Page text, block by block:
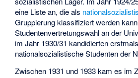
eine Liste an, die als
Gruppierung klassifiziert werden
Studentenvertretungswahl an der
im Jahr 1930/31 kandidierten
nationalsozialistische Studenten der
Zwischen 1931 und 1933 kam es im